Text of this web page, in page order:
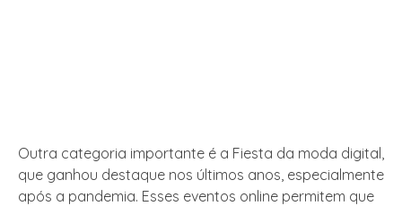
Outra categoria importante é a Fiesta da moda digital,
que ganhou destaque nos últimos anos, especialmente
após a pandemia. Esses eventos online permitem que